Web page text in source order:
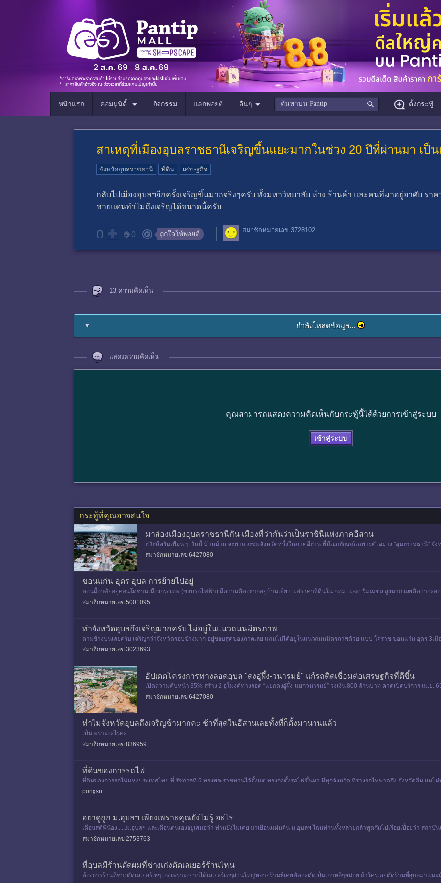
หน้าแรก คอมมูนิตี้ กิจกรรม แลกพอยต์ อื่นๆ ตั้งกระทู้
สาเหตุที่เมืองอุบลราชธานีเจริญขึ้นแยะมากในช่วง 20 ปีที่ผ่านมา เป็น
จังหวัดอุบลราชธานี ที่ดิน เศรษฐกิจ
กลับไปเมืองอุบลฯอีกครั้งเจริญขึ้นมากจริงๆครับ ทั้งมหาวิทยาลัย ห้าง ร้านค้า และคนที่มาอยู่อาศัย รา
ชายแดนทำไมถึงเจริญได้ขนาดนี้ครับ
0 0 ถูกใจให้พอยต์ สมาชิกหมายเลข 3728102
13 ความคิดเห็น
▼ กำลังโหลดข้อมูล...
แสดงความคิดเห็น
คุณสามารถแสดงความคิดเห็นกับกระทู้นี้ได้ด้วยการเข้าสู่ระบบ
เข้าสู่ระบบ
กระทู้ที่คุณอาจสนใจ
มาส่องเมืองอุบลราชธานีกัน เมืองที่ว่ากันว่าเป็นราชินีแห่งภาคอีสาน
สวัสดีครับเพื่อน ๆ วันนี้ บ้านบ้าน จะพาแวะชมจังหวัดหนึ่งในภาคอีสาน ที่มีเอกลักษณ์เฉพาะตัวอย่าง "อุบลราชธานี" จั
ะวันออกสุดของประเทศไ
สมาชิกหมายเลข 6427080
ขอนแก่น อุดร อุบล การย้ายไปอยู่
ตอนนี้อาศัยอยู่คอนโดชานเมืองกรุงเทพ (ขอบรถไฟฟ้า) มีความคิดอยากอยู่บ้านเดี่ยว แต่ราคาที่ดินใน กทม. และปริมณฑล สูงมาก เลยคิดว่าจะอ
ท เป็นพวกไม่ชอบความ
สมาชิกหมายเลข 5001095
ทำจังหวัดอุบลถึงเจริญมากครับ ไม่อยู่ในแนวถนนมิตรภาพ
ตามข้างบนเลยครับ เจริญกว่าจังหวัดรอบข้างมาก อยู่ขอบสุดของภาคเลย แถมไม่ได้อยู่ในแนวถนนมิตรภาพด้วย แบบ โคราช ขอนแก่น อุดร 3เ
3เมืองนี้ สนามบิน ห้าง มห
สมาชิกหมายเลข 3023693
อัปเดตโครงการทางลอดอุบล "ดงอู่ผึ้ง-วนารมย์" แก้รถติดเชื่อมต่อเศรษฐกิจที่ดีขึ้น
เปิดความคืบหน้า 35% สร้าง 2 อุโมงค์ทางลอด “แยกดงอู่ผึ้ง-แยกวนารมย์” วงเงิน 800 ล้านบาท คาดเปิดบริการ เม.ย.
สมาชิกหมายเลข 6427080
ทำไมจังหวัดอุบลถึงเจริญช้ามากคะ ช้าที่สุดในอีสานเลยทั้งที่ก็ตั้งมานานแล้ว
เป็นเพราะอะไรคะ
สมาชิกหมายเลข 836959
ที่ดินของการรถไฟ
ที่ดินของการรถไฟแห่งประเทศไทย ที่ รัชกาลที่ 5 ทรงพระราชทานไว้ตั้งแต่ ทรงก่อตั้งรถไฟขึ้นมา มีทุกจังหวัด ที่รางรถไฟพาดถึง จังหวัดอื่น ผมไ
ที่ กทม รถไฟ
pongsri
อย่าดูถูก ม.อุบลฯ เพียงเพราะคุณยังไม่รู้ อะไร
เตือนสติพี่น้อง......ม.อุบลฯ และเตือนตนเองอยู่เสมอว่า ท่านยังไม่เคย มาเยือนแผ่นดิน ม.อุบลฯ ไฉนท่านทั้งหลายกล้าพูดกันไปเรื่อยเปื่อยว่า สถา
นี้แ
สมาชิกหมายเลข 2753763
ที่อุบลมีร้านตัดผมที่ช่างเก่งตัดเลเยอร์ร้านไหน
ต้องการร้านที่ช่างตัดเลเยอร์เท่ๆ เก่งเพราะอยากได้เลเยอร์เท่ๆส่วนใหญ่หลายร้านที่เคยตัดจะตัดเป็นเกาหลีๆหน่อย ถ้าใครเคยตัดร้านที่อุบลมาแน